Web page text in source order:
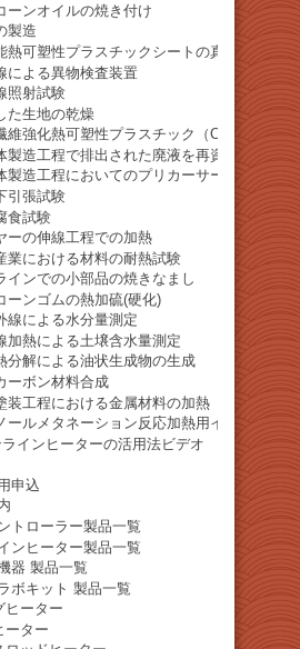
ーンオイルの焼き付け
製造
熱可塑性プラスチックシートの真空成形
による異物検査装置
照射試験
た生地の乾燥
維強化熱可塑性プラスチック（CFRTP）の
製造工程で排出された廃液を再資源化する
製造工程においてのプリカーサーガスの加熱
引張試験
食試験
ーの伸線工程での加熱
業における材料の耐熱試験
インでの小部品の焼きなまし
ーンゴムの熱加硫(硬化)
線による水分量測定
加熱による土壌含水量測定
分解による油状生成物の生成
ーボン材料合成
装工程における金属材料の加熱
ールメタネーション反応加熱用インライン
インヒーターの活用法ビデオ
申込
トローラー製品一覧
ンヒーター製品一覧
器 製品一覧
ボキット 製品一覧
ヒーター
ーター